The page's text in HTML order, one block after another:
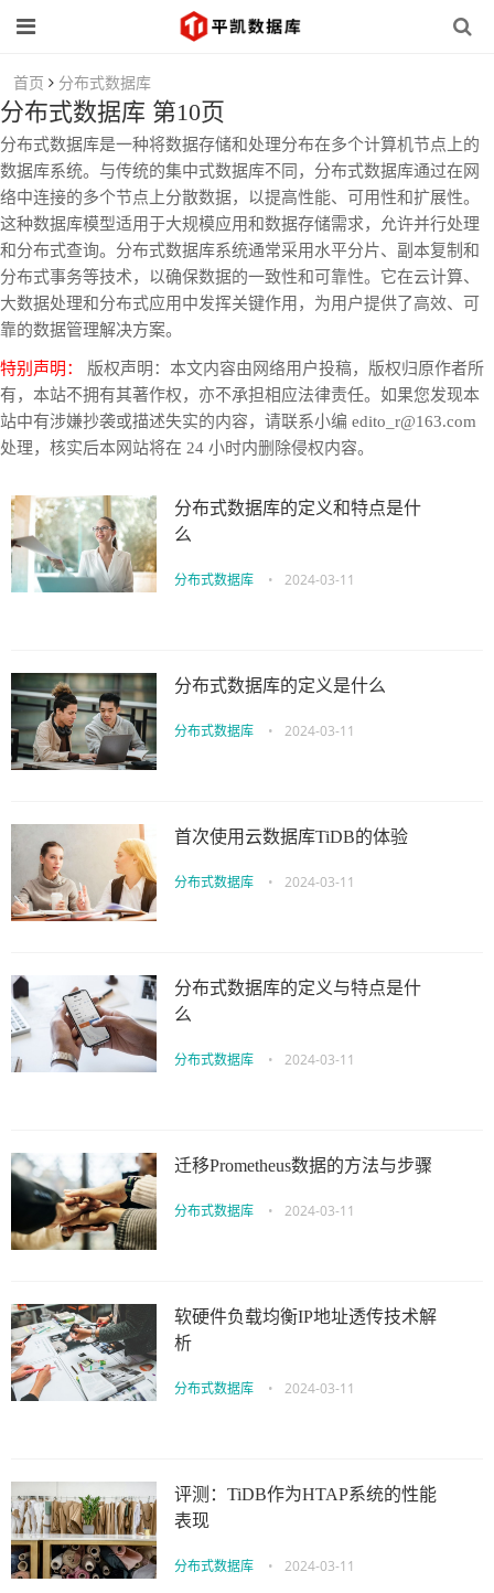
首页 分布式数据库
分布式数据库 第10页
分布式数据库是一种将数据存储和处理分布在多个计算机节点上的
数据库系统。与传统的集中式数据库不同，分布式数据库通过在网
络中连接的多个节点上分散数据，以提高性能、可用性和扩展性。
这种数据库模型适用于大规模应用和数据存储需求，允许并行处理
和分布式查询。分布式数据库系统通常采用水平分片、副本复制和
分布式事务等技术，以确保数据的一致性和可靠性。它在云计算、
大数据处理和分布式应用中发挥关键作用，为用户提供了高效、可
靠的数据管理解决方案。
特别声明：
版权声明：本文内容由网络用户投稿，版权归原作者所
有，本站不拥有其著作权，亦不承担相应法律责任。如果您发现本
站中有涉嫌抄袭或描述失实的内容，请联系小编 edito_r@163.com
处理，核实后本网站将在 24 小时内删除侵权内容。
分布式数据库的定义和特点是什
么
分布式数据库 • 2024-03-11
分布式数据库的定义是什么
分布式数据库 • 2024-03-11
首次使用云数据库TiDB的体验
分布式数据库 • 2024-03-11
分布式数据库的定义与特点是什
么
分布式数据库 • 2024-03-11
迁移Prometheus数据的方法与步骤
分布式数据库 • 2024-03-11
软硬件负载均衡IP地址透传技术解
析
分布式数据库 • 2024-03-11
评测：TiDB作为HTAP系统的性能
表现
分布式数据库 • 2024-03-11